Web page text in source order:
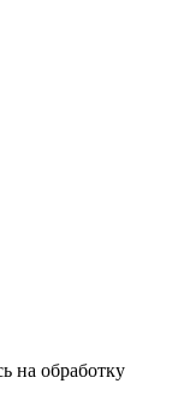
на обработку